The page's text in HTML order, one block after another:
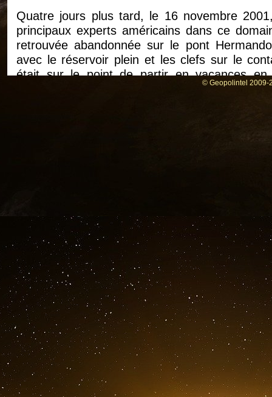
Quatre jours plus tard, le 16 novembre
principaux experts américains dans ce
retrouvée abandonnée sur le pont
avec le réservoir plein et les clefs sur le
était sur le point de partir en vacances
décembre dans le Mississippi, à 500 km de
pour le développement d’armes biologiques
au début des années 1990.
Le lendemain, le 24 novembre 2001, un
passagers se trouvaient trois éminents
président du département de médecine à
du département d’hématologie de
directeur du département de Santé publique à
Le 10 décembre, Robert Schwartz, 57 ans,
campagne dans le comté de Loudoun en
d’organismes pathogènes.
Le 11 décembre, Set Van Nguyen, 44 ans,
© Geopolintel 2009-